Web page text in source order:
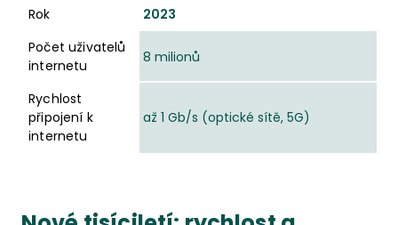
Rok
2023
Počet uživatelů
internetu
8 milionů
Rychlost
připojení k
internetu
až 1 Gb/s (optické sítě, 5G)